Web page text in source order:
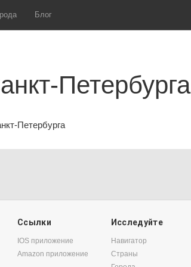
Блог
Петербурга
Петербурга
Ссылки
IOS приложение
Amazon приложение
Исследуйте
Навигатор
Страны